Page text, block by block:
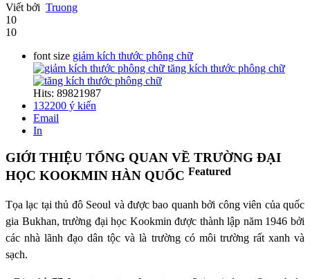
Viết bởi Truong
10
10
font size giảm kích thước phông chữ
tăng kích thước phông chữ
Hits: 89821987
132200 ý kiến
Email
In
GIỚI THIỆU TỔNG QUAN VỀ TRƯỜNG ĐẠI
HỌC KOOKMIN HÀN QUỐC Featured
Tọa lạc tại thủ đô Seoul và được bao quanh bởi công viên của quốc
gia Bukhan, trường đại học Kookmin được thành lập năm 1946 bởi
các nhà lãnh đạo dân tộc và là trường có môi trường rất xanh và
sạch.